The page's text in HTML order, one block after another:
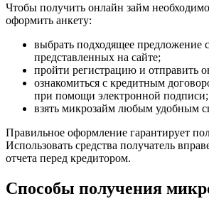
Чтобы получить онлайн займ
оформить анкету:
выбрать подходящее
представленных на сайте;
пройти регистрацию и отправить
ознакомиться с кредитным
при помощи электронной подписи;
взять микрозайм любым удобным
Правильное оформление гарантирует
Использовать средства получатель
отчета перед кредитором.
Способы получения